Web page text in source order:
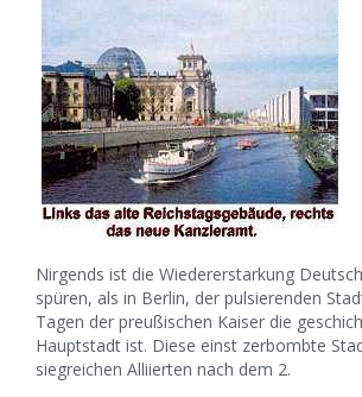
Nirgends ist die Wiedererstarkung
spüren, als in Berlin, der pulsierenden
Tagen der preußischen Kaiser die
Hauptstadt ist. Diese einst zerbombte
siegreichen Alliierten nach dem 2.